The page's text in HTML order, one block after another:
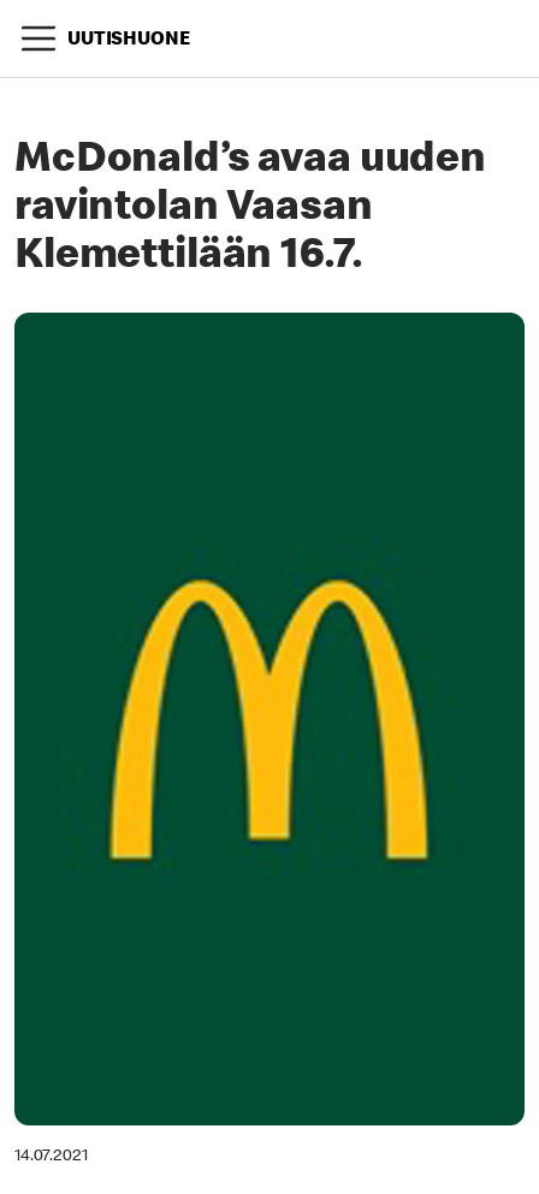
UUTISHUONE
McDonald’s avaa uuden
ravintolan Vaasan
Klemettilään 16.7.
14.07.2021